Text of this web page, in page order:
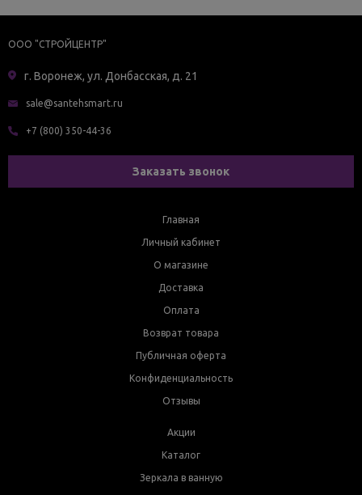
ООО "СТРОЙЦЕНТР"
г. Воронеж, ул. Донбасская, д. 21
sale@santehsmart.ru
+7 (800) 350-44-36
Заказать звонок
Главная
Личный кабинет
О магазине
Доставка
Оплата
Возврат товара
Публичная оферта
Конфиденциальность
Отзывы
Акции
Каталог
Зеркала в ванную